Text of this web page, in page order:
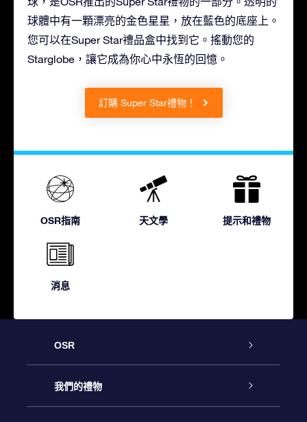
球體中有一顆漂亮的金色星星，放在藍色的底座上。
您可以在Super Star禮品盒中找到它。搖動您的
Starglobe，讓它成為你心中永恆的回憶。
訂購 Super Star禮物！
OSR指南 天文學 提示和禮物
消息
OSR
客戶服務
我們的禮物